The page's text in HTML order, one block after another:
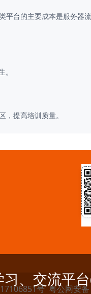
的主要成本是服务器流
。
提高培训质量。
号 粤公网安
习、交流平